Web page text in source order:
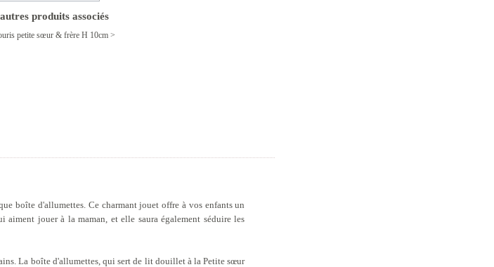
produits associés
petite sœur & frère H 10cm >
boîte d'allumettes. Ce charmant jouet offre à vos enfants un
jouer à la maman, et elle saura également séduire les
La boîte d'allumettes, qui sert de lit douillet à la Petite sœur